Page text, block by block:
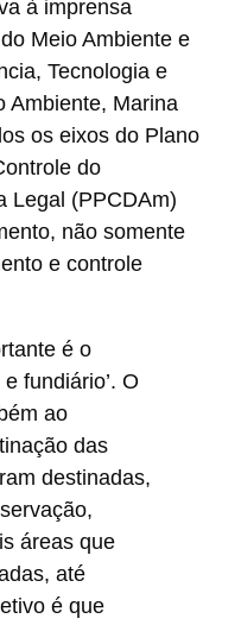
à imprensa
Meio Ambiente e
Tecnologia e
Ambiente, Marina
os eixos do Plano
do
Legal (PPCDAm)
não somente
e controle
é o
fundiário’. O
ao
das
destinadas,
áreas que
até
é que